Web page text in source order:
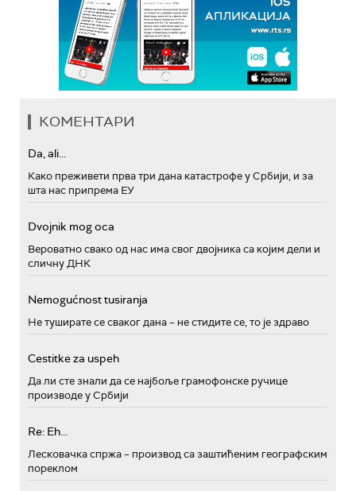
КОМЕНТАРИ
Da, ali...
Како преживети прва три дана катастрофе у Србији, и за
шта нас припрема ЕУ
Dvojnik mog oca
Вероватно свако од нас има свог двојника са којим дели и
сличну ДНК
Nemogućnost tusiranja
Не туширате се сваког дана – не стидите се, то је здраво
Cestitke za uspeh
Да ли сте знали да се најбоље грамофонске ручице
производе у Србији
Re: Eh...
Лесковачка спржа – производ са заштићеним географским
пореклом